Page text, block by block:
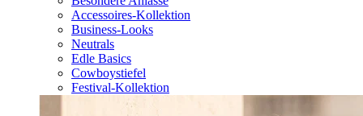
Accessoires-Kollektion
Business-Looks
Neutrals
Edle Basics
Cowboystiefel
Festival-Kollektion